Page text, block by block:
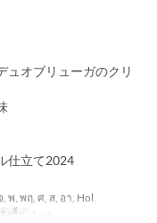
ュオブリューガのクリ
仕立て2024
พ, พฤ, ศ, ส, อา, Hol
งซื้อ 2 ~ 6